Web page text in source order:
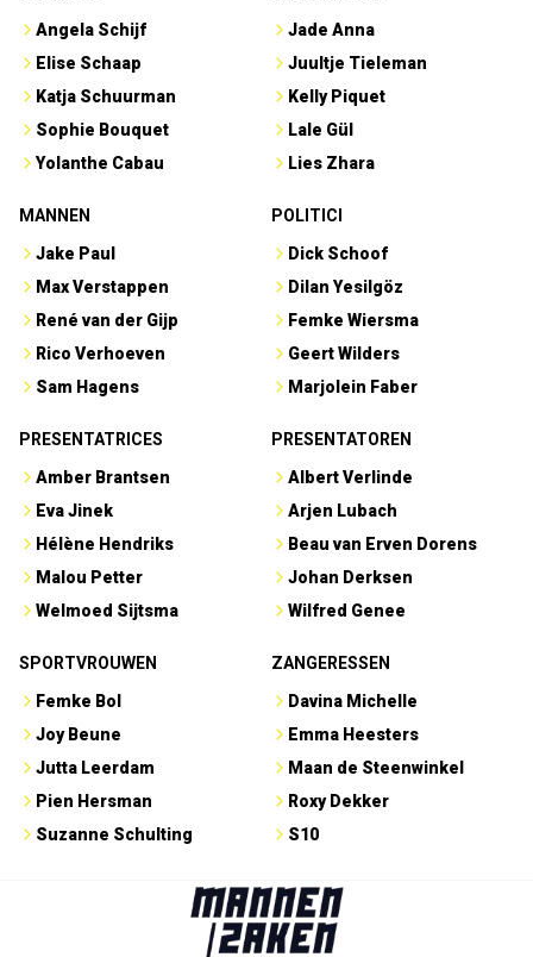
Angela Schijf
Elise Schaap
Katja Schuurman
Sophie Bouquet
Yolanthe Cabau
Jade Anna
Juultje Tieleman
Kelly Piquet
Lale Gül
Lies Zhara
MANNEN
Jake Paul
Max Verstappen
René van der Gijp
Rico Verhoeven
Sam Hagens
POLITICI
Dick Schoof
Dilan Yesilgöz
Femke Wiersma
Geert Wilders
Marjolein Faber
PRESENTATRICES
Amber Brantsen
Eva Jinek
Hélène Hendriks
Malou Petter
Welmoed Sijtsma
PRESENTATOREN
Albert Verlinde
Arjen Lubach
Beau van Erven Dorens
Johan Derksen
Wilfred Genee
SPORTVROUWEN
Femke Bol
Joy Beune
Jutta Leerdam
Pien Hersman
Suzanne Schulting
ZANGERESSEN
Davina Michelle
Emma Heesters
Maan de Steenwinkel
Roxy Dekker
S10